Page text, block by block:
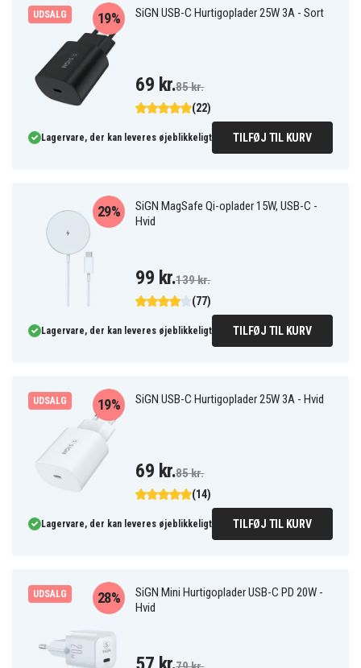
UDSALG SiGN USB-C Hurtigoplader 25W 3A - Sort
(22)
19%
69 kr.85 kr.
Lagervare, der kan leveres øjeblikkeligt TILFØJ TIL KURV
SiGN MagSafe Qi-oplader 15W, USB-C -
Hvid
(77)
29%
99 kr.139 kr.
Lagervare, der kan leveres øjeblikkeligt TILFØJ TIL KURV
UDSALG SiGN USB-C Hurtigoplader 25W 3A - Hvid
(14)
19%
69 kr.85 kr.
Lagervare, der kan leveres øjeblikkeligt TILFØJ TIL KURV
UDSALG
SiGN Mini Hurtigoplader USB-C PD 20W -
Hvid
28%